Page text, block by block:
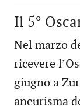
Il 5°
Nel marzo
ricevere
giugno a
aneurisma